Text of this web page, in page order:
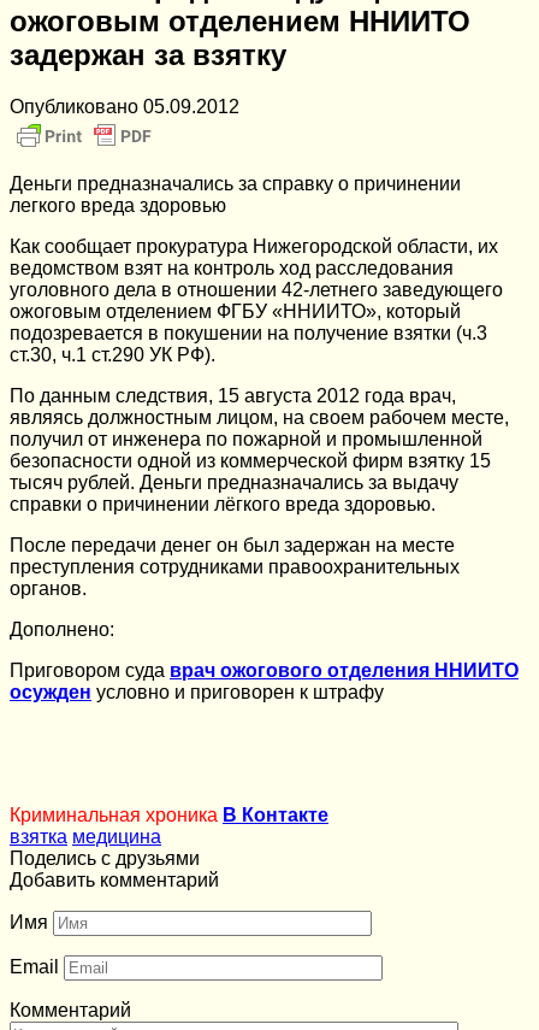
ожоговым отделением ННИИТО
задержан за взятку
Опубликовано 05.09.2012
Деньги предназначались за справку о причинении
легкого вреда здоровью
Как сообщает прокуратура Нижегородской области, их
ведомством взят на контроль ход расследования
уголовного дела в отношении 42-летнего заведующего
ожоговым отделением ФГБУ «ННИИТО», который
подозревается в покушении на получение взятки (ч.3
ст.30, ч.1 ст.290 УК РФ).
По данным следствия, 15 августа 2012 года врач,
являясь должностным лицом, на своем рабочем месте,
получил от инженера по пожарной и промышленной
безопасности одной из коммерческой фирм взятку 15
тысяч рублей. Деньги предназначались за выдачу
справки о причинении лёгкого вреда здоровью.
После передачи денег он был задержан на месте
преступления сотрудниками правоохранительных
органов.
Дополнено:
Приговором суда врач ожогового отделения ННИИТО
осужден условно и приговорен к штрафу
Криминальная хроника В Контакте
взятка медицина
Поделись с друзьями
Добавить комментарий
Имя
Email
Комментарий